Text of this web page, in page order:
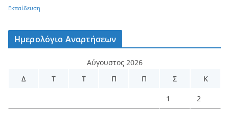
Εκπαίδευση
Ημερολόγιο Αναρτήσεων
Αύγουστος 2026
Δ
Τ Τ Π Π Σ Κ
1 2